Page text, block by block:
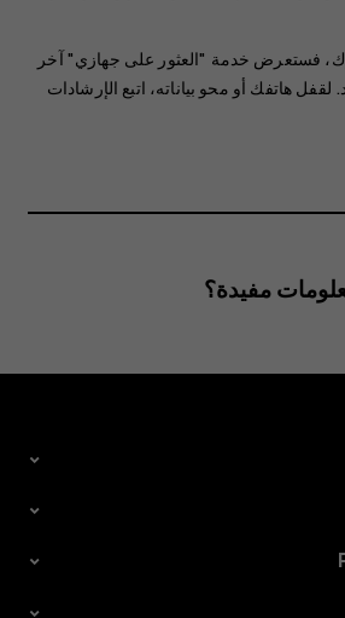
فستعرض خدمة "العثور على جهازي" آخر
هاتفك أو محو بياناته، اتبع الإرشادات
مفيدة؟